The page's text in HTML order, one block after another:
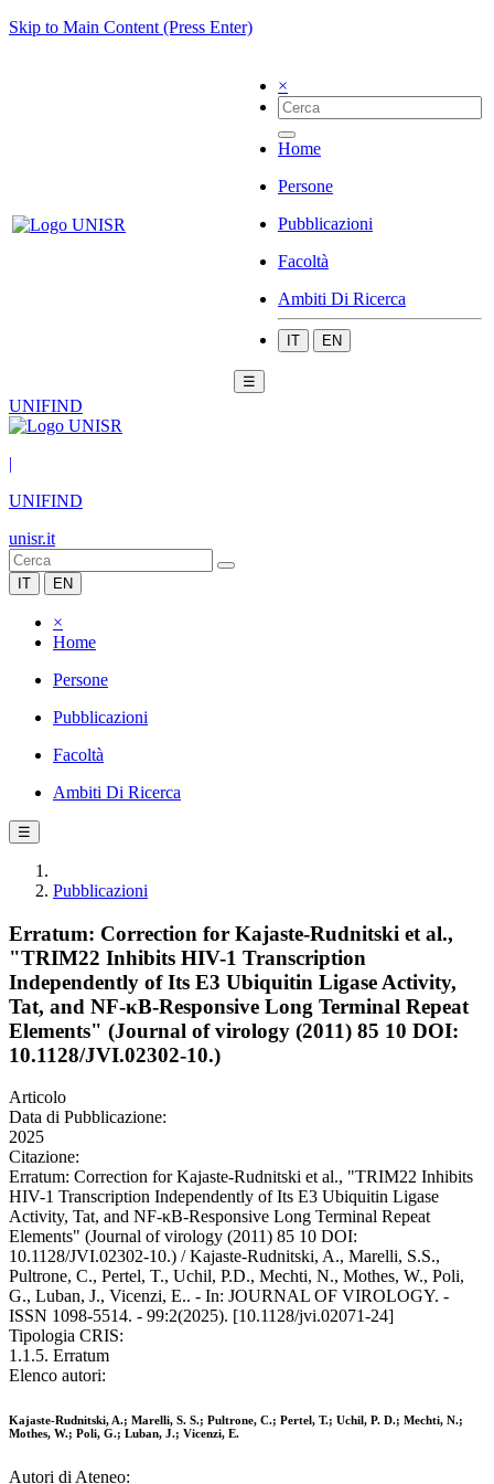
Skip to Main Content (Press Enter)
×
Home
Persone
Pubblicazioni
Facoltà
Ambiti Di Ricerca
IT EN
☰
UNIFIND
|
UNIFIND
unisr.it
IT EN
×
Home
Persone
Pubblicazioni
Facoltà
Ambiti Di Ricerca
☰
Pubblicazioni
Erratum: Correction for Kajaste-Rudnitski et al.,
"TRIM22 Inhibits HIV-1 Transcription
Independently of Its E3 Ubiquitin Ligase Activity,
Tat, and NF-κB-Responsive Long Terminal Repeat
Elements" (Journal of virology (2011) 85 10 DOI:
10.1128/JVI.02302-10.)
Articolo
Data di Pubblicazione:
2025
Citazione:
Erratum: Correction for Kajaste-Rudnitski et al., "TRIM22 Inhibits
HIV-1 Transcription Independently of Its E3 Ubiquitin Ligase
Activity, Tat, and NF-κB-Responsive Long Terminal Repeat
Elements" (Journal of virology (2011) 85 10 DOI:
10.1128/JVI.02302-10.) / Kajaste-Rudnitski, A., Marelli, S.S.,
Pultrone, C., Pertel, T., Uchil, P.D., Mechti, N., Mothes, W., Poli,
G., Luban, J., Vicenzi, E.. - In: JOURNAL OF VIROLOGY. -
ISSN 1098-5514. - 99:2(2025). [10.1128/jvi.02071-24]
Tipologia CRIS:
1.1.5. Erratum
Elenco autori:
Kajaste-Rudnitski, A.; Marelli, S. S.; Pultrone, C.; Pertel, T.; Uchil, P. D.; Mechti, N.;
Mothes, W.; Poli, G.; Luban, J.; Vicenzi, E.
Autori di Ateneo: